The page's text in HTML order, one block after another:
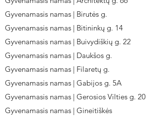
Gyvenamasis namas | Birutės g.
Gyvenamasis namas | Bitininkų g. 14
Gyvenamasis namas | Buivydiškių g. 22
Gyvenamasis namas | Daukšos g.
Gyvenamasis namas | Filaretų g.
Gyvenamasis namas | Gabijos g. 5A
Gyvenamasis namas | Gerosios Vilties g. 20
Gyvenamasis namas | Gineitiškės